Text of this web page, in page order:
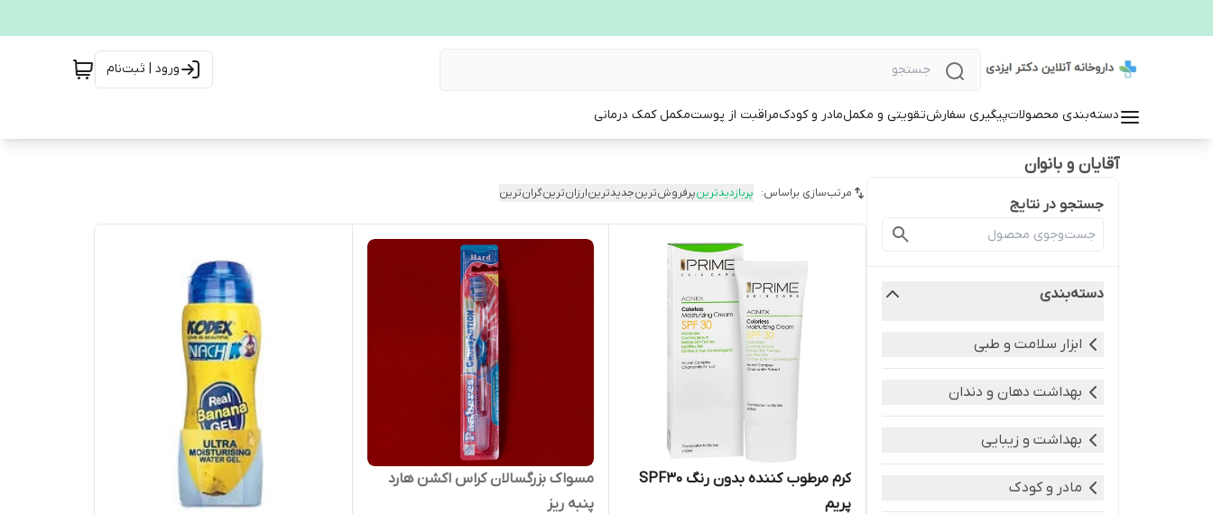
ورود | ثبت‌نام
دسته‌بندی محصولاتپیگیری سفارشتقویتی و مکملمادر و کودکمراقبت از پوستمکمل کمک درمانی
آقایان و بانوان
جستجو در نتایج
دسته‌بندی
ابزار سلامت و طبی
بهداشت دهان و دندان
بهداشت و زیبایی
مادر و کودک
مرتب‌سازی براساس: پربازدیدترینپرفروش‌ترینجدیدترینارزان‌ترینگران‌ترین
کرم مرطوب کننده بدون رنگ SPF30
پریم
مسواک بزرگسالان کراس اکشن هارد
پنبه ریز